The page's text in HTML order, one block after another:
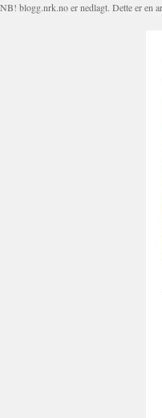
NB! blogg.nrk.no er nedlagt. Dette er en